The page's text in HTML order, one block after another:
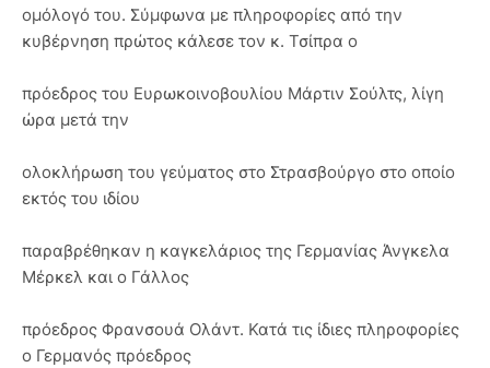
ομόλογό του. Σύμφωνα με πληροφορίες από την
κυβέρνηση πρώτος κάλεσε τον κ. Τσίπρα ο
πρόεδρος του Ευρωκοινοβουλίου Μάρτιν Σούλτς, λίγη
ώρα μετά την
ολοκλήρωση του γεύματος στο Στρασβούργο στο οποίο
εκτός του ιδίου
παραβρέθηκαν η καγκελάριος της Γερμανίας Άνγκελα
Μέρκελ και ο Γάλλος
πρόεδρος Φρανσουά Ολάντ. Κατά τις ίδιες πληροφορίες
ο Γερμανός πρόεδρος